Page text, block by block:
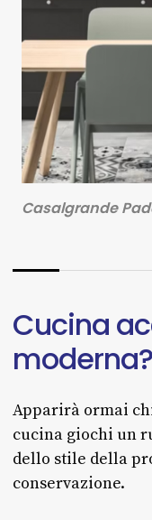
Casalgrande
Cucina
moderna?
Apparirà ormai
cucina giochi un
dello stile della
conservazione.